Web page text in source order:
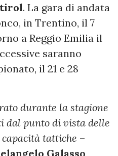
. La gara di andata
in Trentino, il 7
a Reggio Emilia il
saranno
il 21 e 28
durante la stagione
punto di vista delle
tattiche –
Galasso